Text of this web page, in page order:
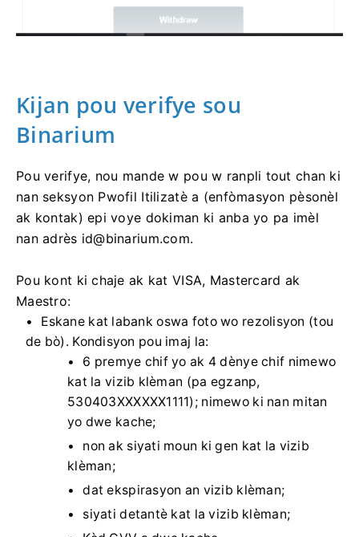
Kijan pou verifye sou
Binarium
Pou verifye, nou mande w pou w ranpli tout chan ki
nan seksyon Pwofil Itilizatè a (enfòmasyon pèsonèl
ak kontak) epi voye dokiman ki anba yo pa imèl
Pou kont ki chaje ak kat VISA, Mastercard ak
Maestro:
Eskane kat labank oswa foto wo rezolisyon (tou
de bò). Kondisyon pou imaj la:
6 premye chif yo ak 4 dènye chif nimewo
kat la vizib klèman (pa egzanp,
530403XXXXXX1111); nimewo ki nan mitan
yo dwe kache;
non ak siyati moun ki gen kat la vizib
klèman;
dat ekspirasyon an vizib klèman;